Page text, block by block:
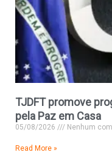
TJDFT promove
pela Paz em Casa
05/08/2026 Nenhum
Read More »